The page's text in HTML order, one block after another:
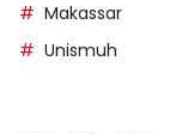
Makassar
Unismuh